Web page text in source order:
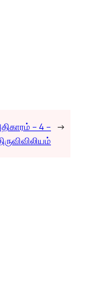
– 4 – →